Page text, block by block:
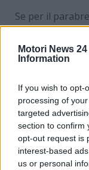
Motori News 24
Information
If you wish to opt-
processing of
targeted
section to confirm
opt-out request is
interest-based
us or personal
Se per il
avere dei
visuale
quanto
del
specchietti per
situazione
goccioline
compromettere
Ecco il